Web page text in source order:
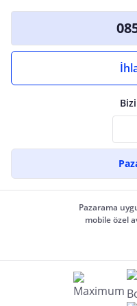
Pazarama
mobile özel